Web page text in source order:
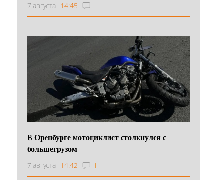
7 августа 14:45
В Оренбурге мотоциклист столкнулся с
большегрузом
7 августа 14:42 1